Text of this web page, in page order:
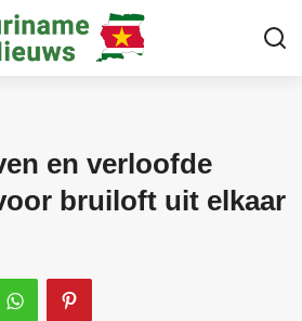
en verloofde
bruiloft uit elkaar